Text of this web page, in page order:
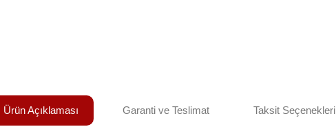
Ürün Açıklaması Garanti ve Teslimat Taksit Seçenekleri